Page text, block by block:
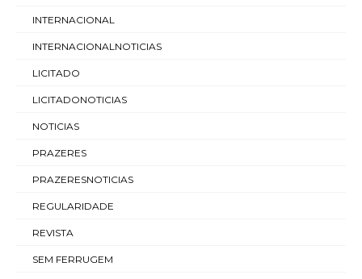
INTERNACIONAL
INTERNACIONALNOTICIAS
LICITADO
LICITADONOTICIAS
NOTICIAS
PRAZERES
PRAZERESNOTICIAS
REGULARIDADE
REVISTA
SEM FERRUGEM